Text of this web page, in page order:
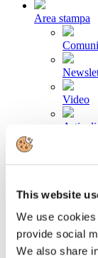
This website
We use
provide social
We also share
Area stampa
Video
Articoli
Email
Login